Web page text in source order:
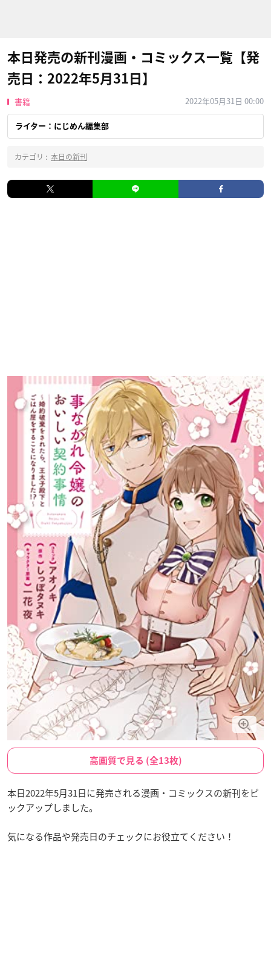
本日発売の新刊漫画・コミックス一覧【発
売日：2022年5月31日】
書籍 2022年05月31日 00:00
ライター：にじめん編集部
カテゴリ : 本日の新刊
高画質で見る (全13枚)
本日2022年5月31日に発売される漫画・コミックスの新刊をピ
ックアップしました。
気になる作品や発売日のチェックにお役立てください！